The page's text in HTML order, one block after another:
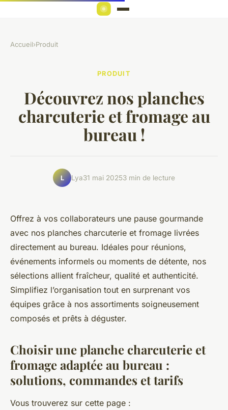
Accueil›Produit
PRODUIT
Découvrez nos planches
charcuterie et fromage au
bureau !
L Lya31 mai 20253 min de lecture
Offrez à vos collaborateurs une pause gourmande
avec nos planches charcuterie et fromage livrées
directement au bureau. Idéales pour réunions,
événements informels ou moments de détente, nos
sélections allient fraîcheur, qualité et authenticité.
Simplifiez l’organisation tout en surprenant vos
équipes grâce à nos assortiments soigneusement
composés et prêts à déguster.
Choisir une planche charcuterie et
fromage adaptée au bureau :
solutions, commandes et tarifs
Vous trouverez sur cette page :